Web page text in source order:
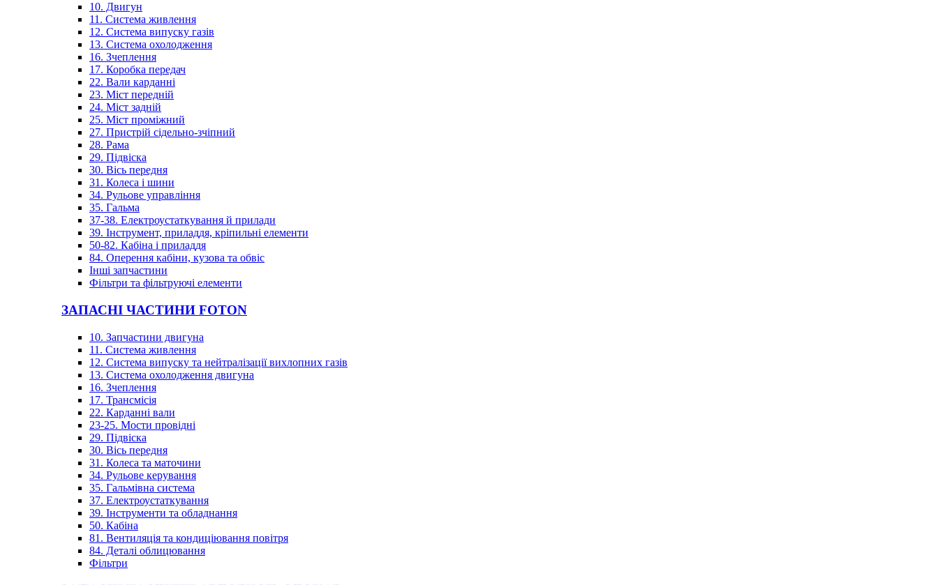
10. Двигун
11. Система живлення
12. Система випуску газів
13. Система охолодження
16. Зчеплення
17. Коробка передач
22. Вали карданні
23. Міст передній
24. Міст задній
25. Міст проміжний
27. Пристрій сідельно-зчіпний
28. Рама
29. Підвіска
30. Вісь передня
31. Колеса і шини
34. Рульове управління
35. Гальма
37-38. Електроустаткування й прилади
39. Інструмент, приладдя, кріпильні елементи
50-82. Кабіна і приладдя
84. Оперення кабіни, кузова та обвіс
Інші запчастини
Фільтри та фільтруючі елементи
ЗАПАСНІ ЧАСТИНИ FOTON
10. Запчастини двигуна
11. Система живлення
12. Система випуску та нейтралізації вихлопних газів
13. Система охолодження двигуна
16. Зчеплення
17. Трансмісія
22. Карданні вали
23-25. Мости провідні
29. Підвіска
30. Вісь передня
31. Колеса та маточини
34. Рульове керування
35. Гальмівна система
37. Електроустаткування
39. Інструменти та обладнання
50. Кабіна
81. Вентиляція та кондиціювання повітря
84. Деталі облицювання
Фільтри